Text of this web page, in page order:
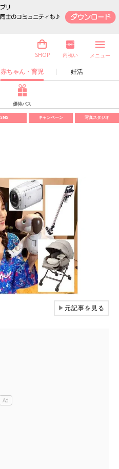
赤ちゃん・育児 妊活
SHOP 内祝い メニュー
優待パス
SNS キャンペーン 写真スタジオ
▶元記事を見る